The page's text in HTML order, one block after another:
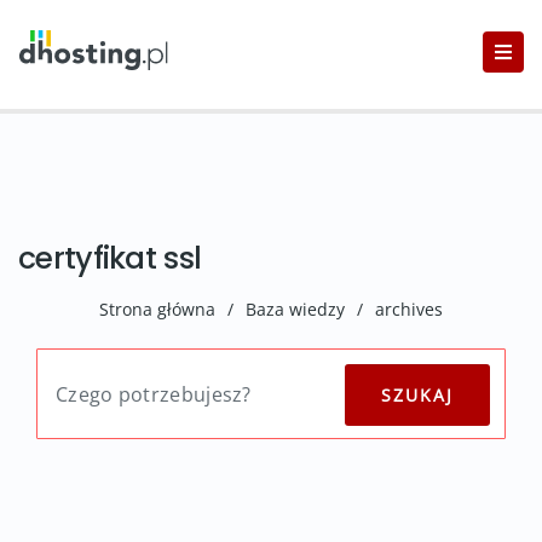
certyfikat ssl
Strona główna / Baza wiedzy / archives